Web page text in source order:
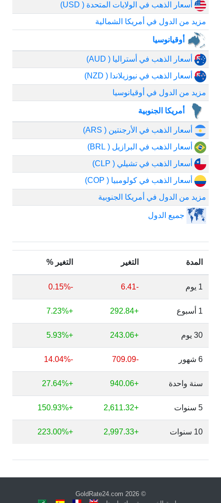
أسعار الذهب في الولايات المتحدة ( USD)
مزيد من الدول في أمريكا الشمالية
أوقيانوسيا
أسعار الذهب في أستراليا ( AUD)
أسعار الذهب في نيوزيلاندا ( NZD)
مزيد من الدول في أوقيانوسيا
أمريكا الجنوبية
أسعار الذهب في الأرجنتين ( ARS)
أسعار الذهب في البرازيل ( BRL)
أسعار الذهب في تشيلي ( CLP)
أسعار الذهب في كولومبيا ( COP)
مزيد من الدول في أمريكا الجنوبية
جميع الدول
المدة التغير التغير %
1 يوم -6.41
-0.15%
1 أسبوع +292.84
+7.23%
30 يوم +243.06
+5.93%
6 شهور -709.09
-14.04%
سنة واحدة +940.06
+27.64%
5 سنوات +2,611.32
+150.93%
10 سنوات +2,997.33
+223.00%
© 2026
GoldRate24.com